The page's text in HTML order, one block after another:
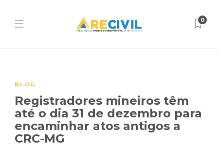
0
BLOG
Registradores mineiros têm
até o dia 31 de dezembro para
encaminhar atos antigos a
CRC-MG